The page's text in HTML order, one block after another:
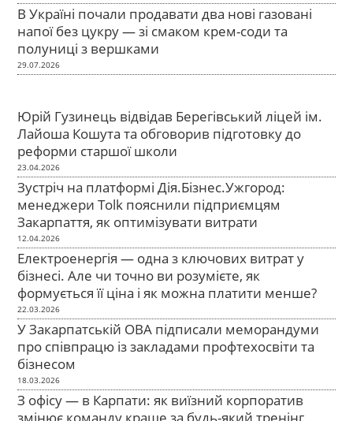
В Україні почали продавати два нові газовані
напої без цукру — зі смаком крем-соди та
полуниці з вершками
29.07.2026
Юрій Гузинець відвідав Берегівський ліцей ім.
Лайоша Кошута та обговорив підготовку до
реформи старшої школи
23.04.2026
Зустріч на платформі Дія.Бізнес.Ужгород:
менеджери Tolk пояснили підприємцям
Закарпаття, як оптимізувати витрати
12.04.2026
Електроенергія — одна з ключових витрат у
бізнесі. Але чи точно ви розумієте, як
формується її ціна і як можна платити менше?
22.03.2026
У Закарпатській ОВА підписали меморандуми
про співпрацю із закладами профтехосвіти та
бізнесом
18.03.2026
З офісу — в Карпати: як виїзний корпоратив
змінює команду краще за будь-який тренінг